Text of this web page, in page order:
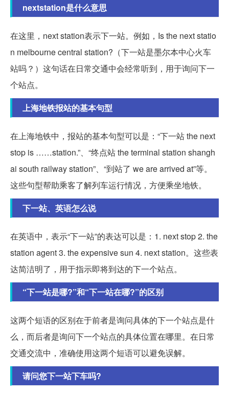
nextstation是什么意思
在这里，next station表示下一站。例如，Is the next statio
n melbourne central station?（下一站是墨尔本中心火车
站吗？）这句话在日常交通中会经常听到，用于询问下一
个站点。
上海地铁报站的基本句型
在上海地铁中，报站的基本句型可以是：“下一站 the next
stop is ……station.”、“终点站 the terminal station shangh
ai south railway station”、“到站了 we are arrived at”等。
这些句型帮助乘客了解列车运行情况，方便乘坐地铁。
下一站、英语怎么说
在英语中，表示“下一站”的表达可以是：1. next stop 2. the
station agent 3. the expensive sun 4. next station。这些表
达简洁明了，用于指示即将到达的下一个站点。
“下一站是哪?”和“下一站在哪?”的区别
这两个短语的区别在于前者是询问具体的下一个站点是什
么，而后者是询问下一个站点的具体位置在哪里。在日常
交通交流中，准确使用这两个短语可以避免误解。
请问您下一站下车吗?